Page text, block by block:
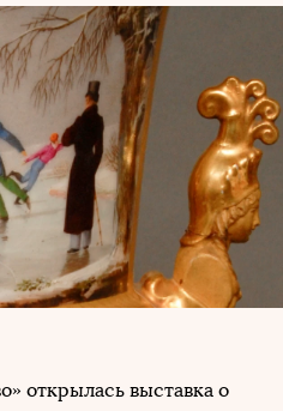
открылась выставка о